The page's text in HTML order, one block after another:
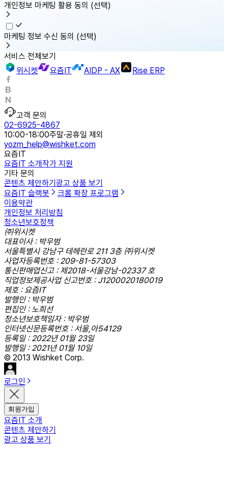
개인정보 마케팅 활용 동의 (선택)
마케팅 정보 수신 동의 (선택)
서비스 전체보기
위시켓
요즘IT AIDP - AX Rise ERP
고객 문의
02-6925-4867
10:00-18:00주말·공휴일 제외
yozm_help@wishket.com
요즘IT
요즘IT 소개작가 지원
기타 문의
콘텐츠 제안하기 광고 상품 보기
요즘IT 슬랙봇
크롬 확장 프로그램
이용약관
개인정보 처리방침
청소년보호정책
㈜위시켓
대표이사 : 박우범
서울특별시 강남구 테헤란로 211 3층 ㈜위시켓
사업자등록번호 : 209-81-57303
통신판매업신고 : 제2018-서울강남-02337 호
직업정보제공사업 신고번호 : J1200020180019
제호 : 요즘IT
발행인 : 박우범
편집인 : 노희선
청소년보호책임자 : 박우범
인터넷신문등록번호 : 서울,아54129
등록일 : 2022년 01월 23일
발행일 : 2021년 01월 10일
© 2013 Wishket Corp.
로그인
회원가입
요즘IT 소개
콘텐츠 제안하기
광고 상품 보기